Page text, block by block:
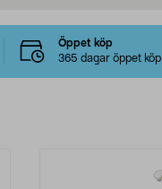
Öppet köp
365 dagar öppet köp